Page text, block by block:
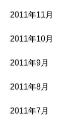
2011年11月
2011年10月
2011年9月
2011年8月
2011年7月